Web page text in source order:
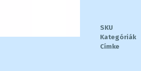
SKU
Kategóriák
Címke